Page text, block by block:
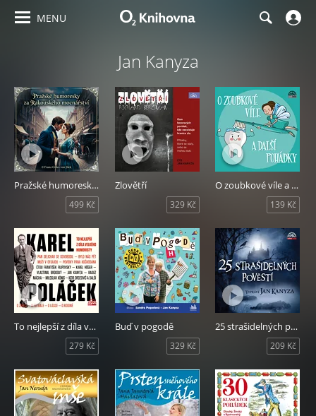
MENU
Jan Kanyza
Pražské humoresky za Rakouského mocnářství
499 Kč
Zlovětří
329 Kč
O zoubkové víle a další pohádky
139 Kč
To nejlepší z díla velkého humoristy
279 Kč
Buď v pogodě
329 Kč
25 strašidelných pověstí
209 Kč